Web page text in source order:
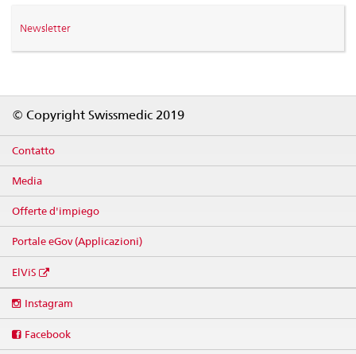
Newsletter
© Copyright Swissmedic 2019
Contatto
Media
Offerte d'impiego
Portale eGov (Applicazioni)
ElViS
media
Instagram
Facebook